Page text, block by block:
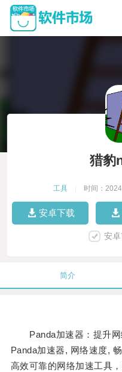
猎豹
工具 时间：
安卓下载
安
简介
Panda加速器：提升网
Panda加速器, 网络速度,
高效可靠的网络加速工具